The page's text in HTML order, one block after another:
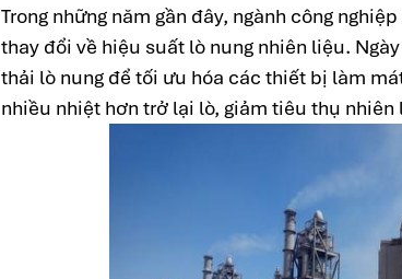
Trong những năm gần đây, ngành công
thay đổi về hiệu suất lò nung nhiên liệu.
thải lò nung để tối ưu hóa các thiết bị làm
nhiều nhiệt hơn trở lại lò, giảm tiêu thụ